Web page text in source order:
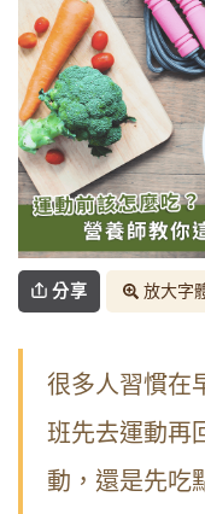
分享 放大字
很多人習慣在
班先去運動再
動，還是先吃